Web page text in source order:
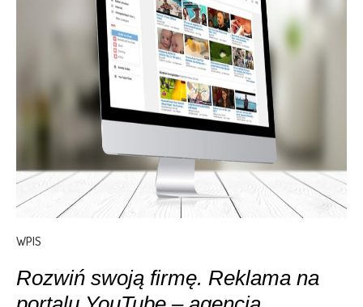
WPIS
Rozwiń swoją firmę. Reklama na